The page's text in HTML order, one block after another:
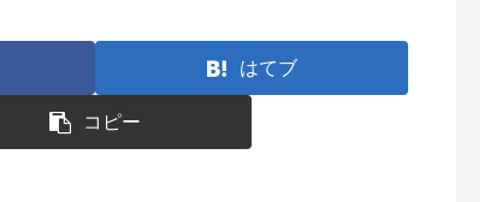
はてブ
コピー